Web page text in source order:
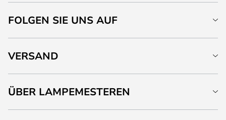
FOLGEN SIE UNS AUF
VERSAND
ÜBER LAMPEMESTEREN